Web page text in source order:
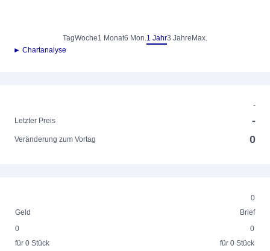
TagWoche1 Monat6 Mon.1 Jahr3 Jahre Max.
► Chartanalyse
-
Letzter Preis
-
Veränderung zum Vortag 0
0
Geld
Brief
0
für 0 Stück
0
für 0 Stück